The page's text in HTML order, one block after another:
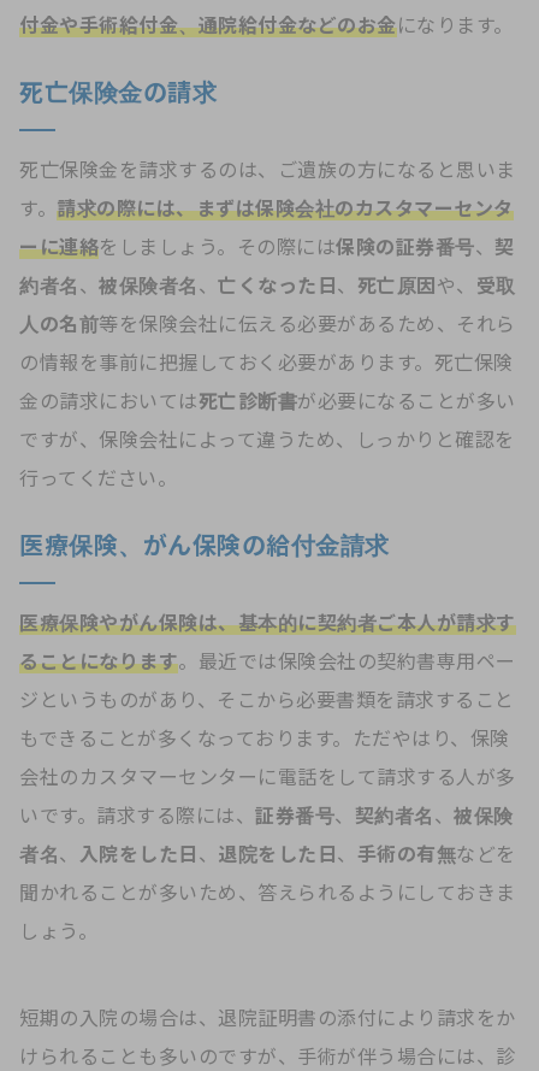
付金や手術給付金、通院給付金などのお金になります。
死亡保険金の請求
死亡保険金を請求するのは、ご遺族の方になると思いま
す。 請求の際には、まずは保険会社のカスタマーセンタ
ーに連絡をしましょう。その際には保険の証券番号、 契
約者名 、 被保険者名 、 亡くなった日 、 死亡原因 や、 受取
人の名前等を保険会社に伝える必要があるため、それら
の情報を事前に把握しておく必要があります。死亡保険
金の請求においては死亡診断書が必要になることが多い
ですが、保険会社によって違うため、しっかりと確認を
行ってください。
医療保険、がん保険の給付金請求
医療保険やがん保険は、基本的に契約者ご本人が請求す
ることになります。最近では保険会社の契約書専用ペー
ジというものがあり、そこから必要書類を請求すること
もできることが多くなっております。ただやはり、保険
会社のカスタマーセンターに電話をして請求する人が多
いです。請求する際には、 証券番号、 契約者名 、 被保険
者名、 入院をした日 、 退院をした日 、 手術の有無などを
聞かれることが多いため、答えられるようにしておきま
しょう。
短期の入院の場合は、退院証明書の添付により請求をか
けられることも多いのですが、手術が伴う場合には、診